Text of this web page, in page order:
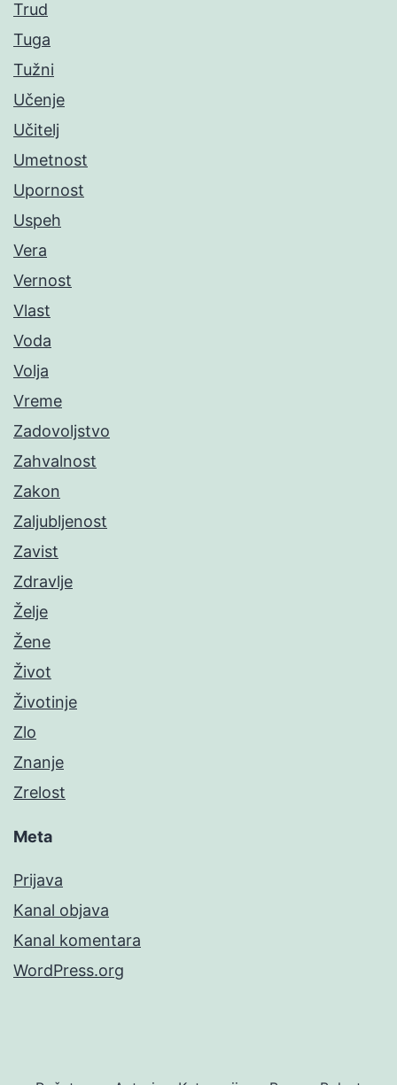
Trud
Tuga
Tužni
Učenje
Učitelj
Umetnost
Upornost
Uspeh
Vera
Vernost
Vlast
Voda
Volja
Vreme
Zadovoljstvo
Zahvalnost
Zakon
Zaljubljenost
Zavist
Zdravlje
Želje
Žene
Život
Životinje
Zlo
Znanje
Zrelost
Meta
Prijava
Kanal objava
Kanal komentara
WordPress.org